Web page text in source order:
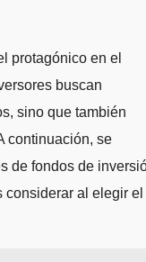
protagónico en el
buscan
sino que también
continuación, se
de fondos de
al elegir el